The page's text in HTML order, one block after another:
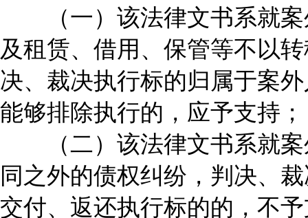
（一）该法律文书系就案
及租赁、借用、保管等不以
决、裁决执行标的归属于案
能够排除执行的，应予支持；
（二）该法律文书系就案
同之外的债权纠纷，判决、
交付、返还执行标的的，不